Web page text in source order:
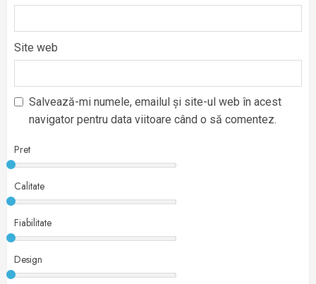
Site web
Salvează-mi numele, emailul și site-ul web în acest
navigator pentru data viitoare când o să comentez.
Pret
Calitate
Fiabilitate
Design